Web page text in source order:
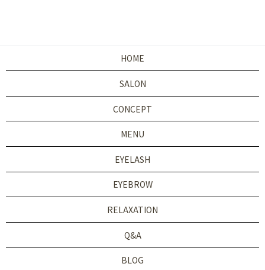
HOME
SALON
CONCEPT
MENU
EYELASH
EYEBROW
RELAXATION
Q&A
BLOG